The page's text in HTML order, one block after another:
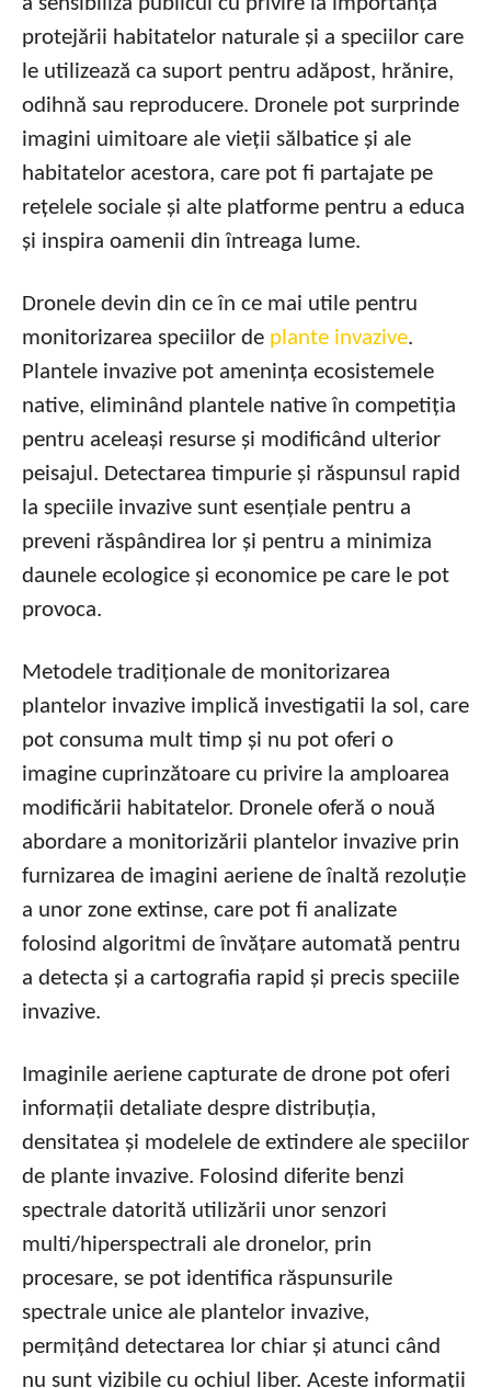
protejării habitatelor naturale și a speciilor care
le utilizează ca suport pentru adăpost, hrănire,
odihnă sau reproducere. Dronele pot surprinde
imagini uimitoare ale vieții sălbatice și ale
habitatelor acestora, care pot fi partajate pe
rețelele sociale și alte platforme pentru a educa
și inspira oamenii din întreaga lume.
Dronele devin din ce în ce mai utile pentru
monitorizarea speciilor de plante invazive.
Plantele invazive pot amenința ecosistemele
native, eliminând plantele native în competiția
pentru aceleași resurse și modificând ulterior
peisajul. Detectarea timpurie și răspunsul rapid
la speciile invazive sunt esențiale pentru a
preveni răspândirea lor și pentru a minimiza
daunele ecologice și economice pe care le pot
provoca.
Metodele tradiționale de monitorizarea
plantelor invazive implică investigatii la sol, care
pot consuma mult timp și nu pot oferi o
imagine cuprinzătoare cu privire la amploarea
modificării habitatelor. Dronele oferă o nouă
abordare a monitorizării plantelor invazive prin
furnizarea de imagini aeriene de înaltă rezoluție
a unor zone extinse, care pot fi analizate
folosind algoritmi de învățare automată pentru
a detecta și a cartografia rapid și precis speciile
invazive.
Imaginile aeriene capturate de drone pot oferi
informații detaliate despre distribuția,
densitatea și modelele de extindere ale speciilor
de plante invazive. Folosind diferite benzi
spectrale datorită utilizării unor senzori
multi/hiperspectrali ale dronelor, prin
procesare, se pot identifica răspunsurile
spectrale unice ale plantelor invazive,
permițând detectarea lor chiar și atunci când
nu sunt vizibile cu ochiul liber. Aceste informații